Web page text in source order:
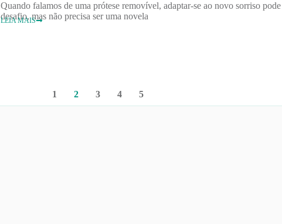
Quando falamos de uma prótese removível, adaptar-se ao novo sorriso
desafio, mas não precisa ser uma novela
LEIA MAIS
1 2 3 4 5